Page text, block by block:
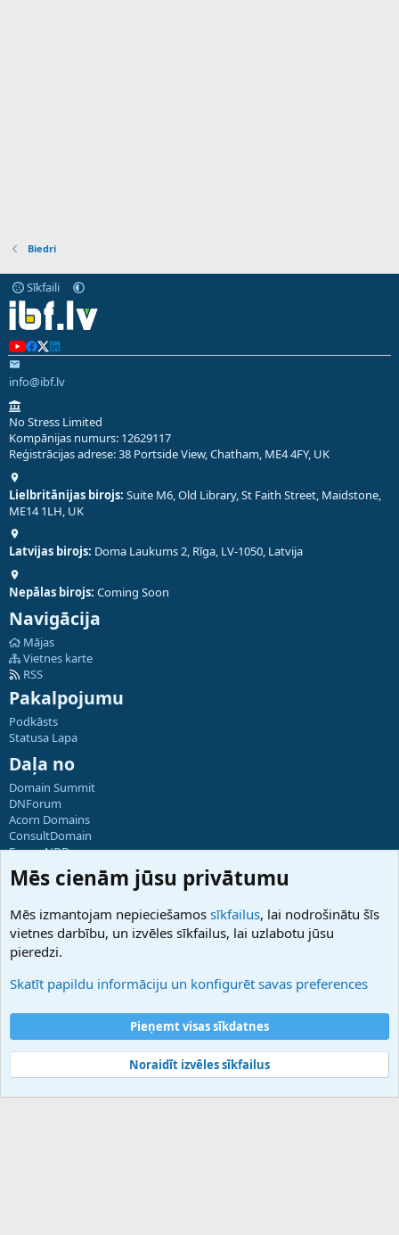
Biedri
Sīkfaili
info@ibf.lv
No Stress Limited
Kompānijas numurs: 12629117
Reģistrācijas adrese: 38 Portside View, Chatham, ME4 4FY, UK
Lielbritānijas birojs: Suite M6, Old Library, St Faith Street, Maidstone,
ME14 1LH, UK
Latvijas birojs: Doma Laukums 2, Rīga, LV-1050, Latvija
Nepālas birojs: Coming Soon
Navigācija
Mājas
Vietnes karte
RSS
Pakalpojumu
Podkāsts
Statusa Lapa
Daļa no
Domain Summit
DNForum
Acorn Domains
ConsultDomain
ForumNDD
Domainforum.ro
27.be
Hostmaria
Atbalsts
Palīdzība
Noteikumi un nosacījumi
Privātuma politika
Community platform by XenForo® © 2010-2025 XenForo Ltd.
Mēs cienām jūsu privātumu
Mēs izmantojam nepieciešamos sīkfailus, lai nodrošinātu šīs
vietnes darbību, un izvēles sīkfailus, lai uzlabotu jūsu
pieredzi.
Skatīt papildu informāciju un konfigurēt savas preferences
Pieņemt visas sīkdatnes
Noraidīt izvēles sīkfailus